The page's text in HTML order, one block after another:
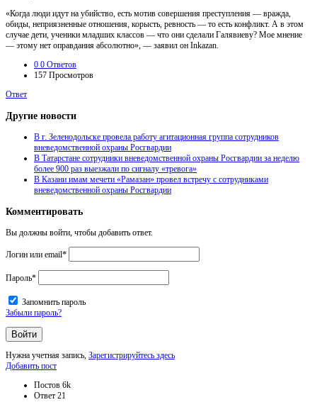
«Когда люди идут на убийство, есть мотив совершения преступления — вражда,
обиды, неприязненные отношения, корысть, ревность — то есть конфликт. А в этом
случае дети, ученики младших классов — что они сделали Галявиеву? Мое мнение
— этому нет оправдания абсолютно», — заявил он Inkazan.
0 0 Ответов
157 Просмотров
Ответ
Другие новости
В г. Зеленодольске провела работу агитационная группа сотрудников
вневедомственной охраны Росгвардии
В Татарстане сотрудники вневедомственной охраны Росгвардии за неделю
более 900 раз выезжали по сигналу «тревога»
В Казани имам мечети «Рамазан» провел встречу с сотрудниками
вневедомственной охраны Росгвардии
Комментировать
Вы должны войти, чтобы добавить ответ.
Логин или email*
Пароль*
Запомнить пароль
Забыли пароль?
Нужна учетная запись, Зарегистрируйтесь здесь
Боковая
Добавить пост
Статистика
Постов 6k
Ответ 21